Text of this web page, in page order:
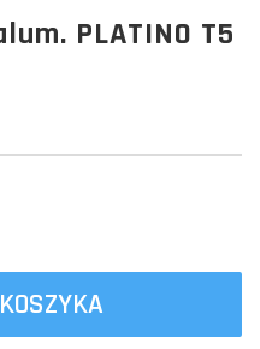
PLATINO T5